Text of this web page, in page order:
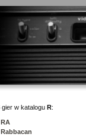
gier w katalogu R:
RA
Rabbacan